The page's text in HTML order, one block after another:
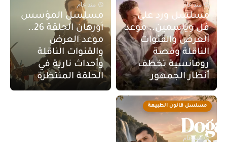
منذ عام
مسلسل ورد على
فل وياسمين.. موعد
العرض والقنوات
الناقلة وقصة
رومانسية تخطف
أنظار الجمهور
منذ عام
مسلسل المؤسس
أورهان الحلقة 26..
موعد العرض
والقنوات الناقلة
وأحداث نارية في
الحلقة المنتظرة
مسلسل قانون الطبيعة
منذ عام